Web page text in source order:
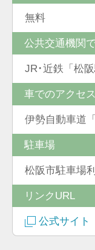
無料
公共交通機関
JR･近鉄「松
車でのアクセス
伊勢自動車道
駐車場
松阪市駐車場
リンクURL
公式サイト